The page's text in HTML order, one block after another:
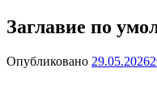
Заглавие по
Опубликовано 29.05.2026